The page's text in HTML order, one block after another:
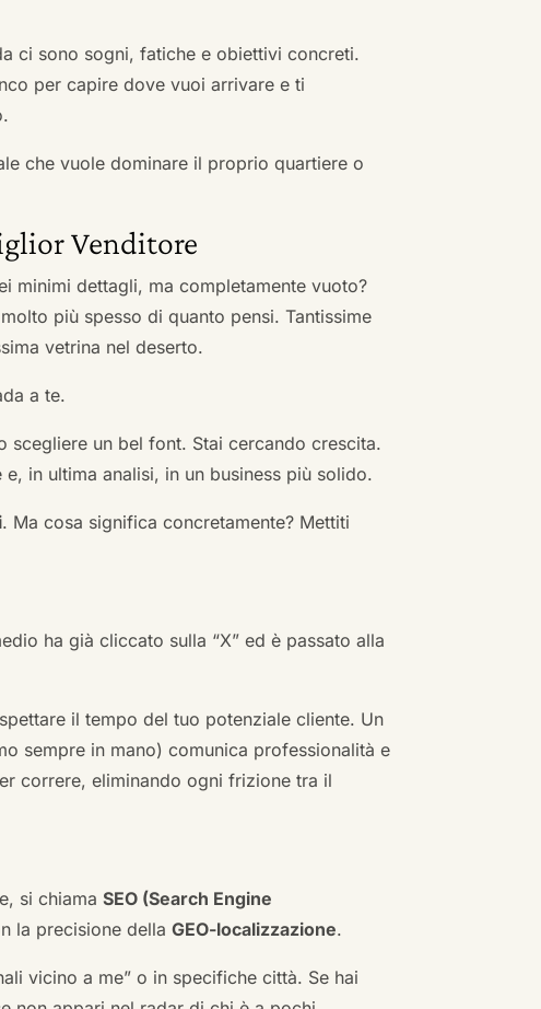
ci sono sogni, fatiche e obiettivi concreti.
per capire dove vuoi arrivare e ti
che vuole dominare il proprio quartiere o
Venditore
minimi dettagli, ma completamente vuoto?
più spesso di quanto pensi. Tantissime
vetrina nel deserto.
a te.
scegliere un bel font. Stai cercando crescita.
in ultima analisi, in un business più solido.
. Ma cosa significa concretamente? Mettiti
ha già cliccato sulla “X” ed è passato alla
il tempo del tuo potenziale cliente. Un
sempre in mano) comunica professionalità e
correre, eliminando ogni frizione tra il
si chiamaSEO (Search Engine
la precisione dellaGEO-localizzazione.
vicino a me” o in specifiche città. Se hai